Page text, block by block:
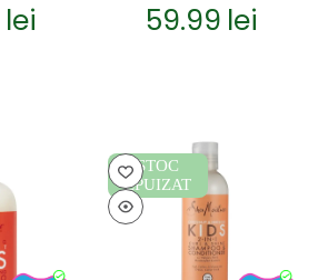
lei 59.99 lei
STOC
EPUIZAT